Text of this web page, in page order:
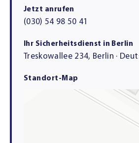
Jetzt anrufen
(030) 54 98 50 41
Ihr Sicherheitsdienst in Berlin
Treskowallee 234, Berlin ·
Standort-Map